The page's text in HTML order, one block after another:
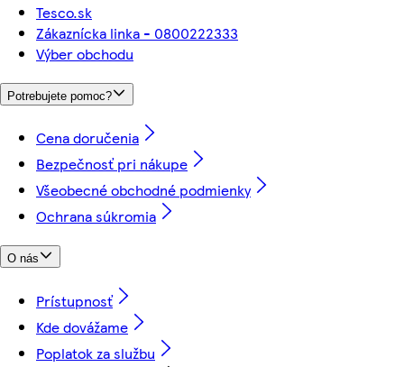
Tesco.sk
Zákaznícka linka - 0800222333
Výber obchodu
Potrebujete pomoc?
Cena doručenia
Bezpečnosť pri nákupe
Všeobecné obchodné podmienky
Ochrana súkromia
O nás
Prístupnosť
Kde dovážame
Poplatok za službu